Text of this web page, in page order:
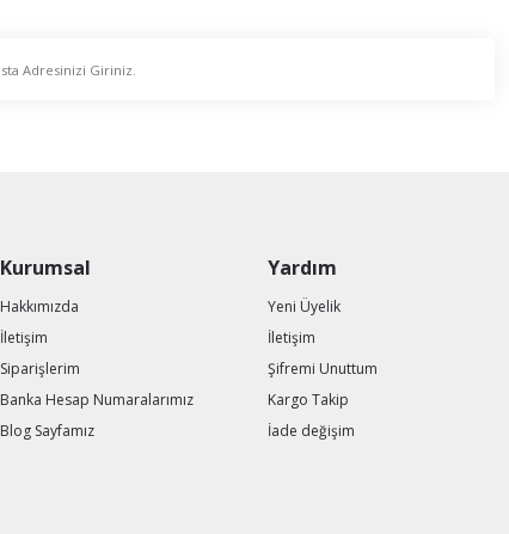
Kurumsal
Hakkımızda
İletişim
Siparişlerim
Banka Hesap Numaralarımız
Blog Sayfamız
Yardım
Yeni Üyelik
İletişim
Şifremi Unuttum
Kargo Takip
İade değişim